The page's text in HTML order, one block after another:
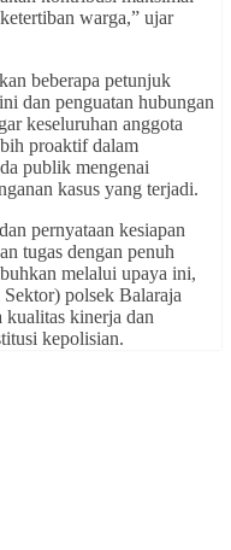
warga,” ujar
beberapa petunjuk
dan penguatan hubungan
keseluruhan anggota
proaktif dalam
publik mengenai
kasus yang terjadi.
pernyataan kesiapan
tugas dengan penuh
melalui upaya ini,
polsek Balaraja
kualitas kinerja dan
kepolisian.